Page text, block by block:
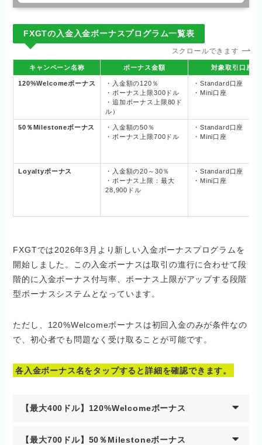
FXGTの入金入金ボーナスプログラム一覧表
スクロールできます
キャンペーン名称 ボーナス金額 対象取引口座
120%Welcomeボーナス
・入金額の120％
・ボーナス上限300ドル
・追加ボーナス上限80ド
ル）
・Standard口座
・Mini口座
50％Milestoneボーナス
・入金額の50％
・ボーナス上限700ドル
・Standard口座
・Mini口座
Loyaltyボーナス
・入金額の20～30％
・ボーナス上限：最大
28,900ドル
・Standard口座
・Mini口座
FXGTでは2026年3月より新しい入金ボーナスプログラムを
開始しました。この入金ボーナスは取引の進行に合わせて段
階的に入金ボーナス付与率、ボーナス上限がアップする段階
型ボーナスシステムとなっています。
ただし、120%Welcomeボーナスは初回入金のみが条件なの
で、初心者でも問題なく受け取ることが可能です。
各入金ボーナス名をタップすると詳細を確認できます。
【最大400ドル】120%Welcomeボーナス
【最大700ドル】50％Milestoneボーナス